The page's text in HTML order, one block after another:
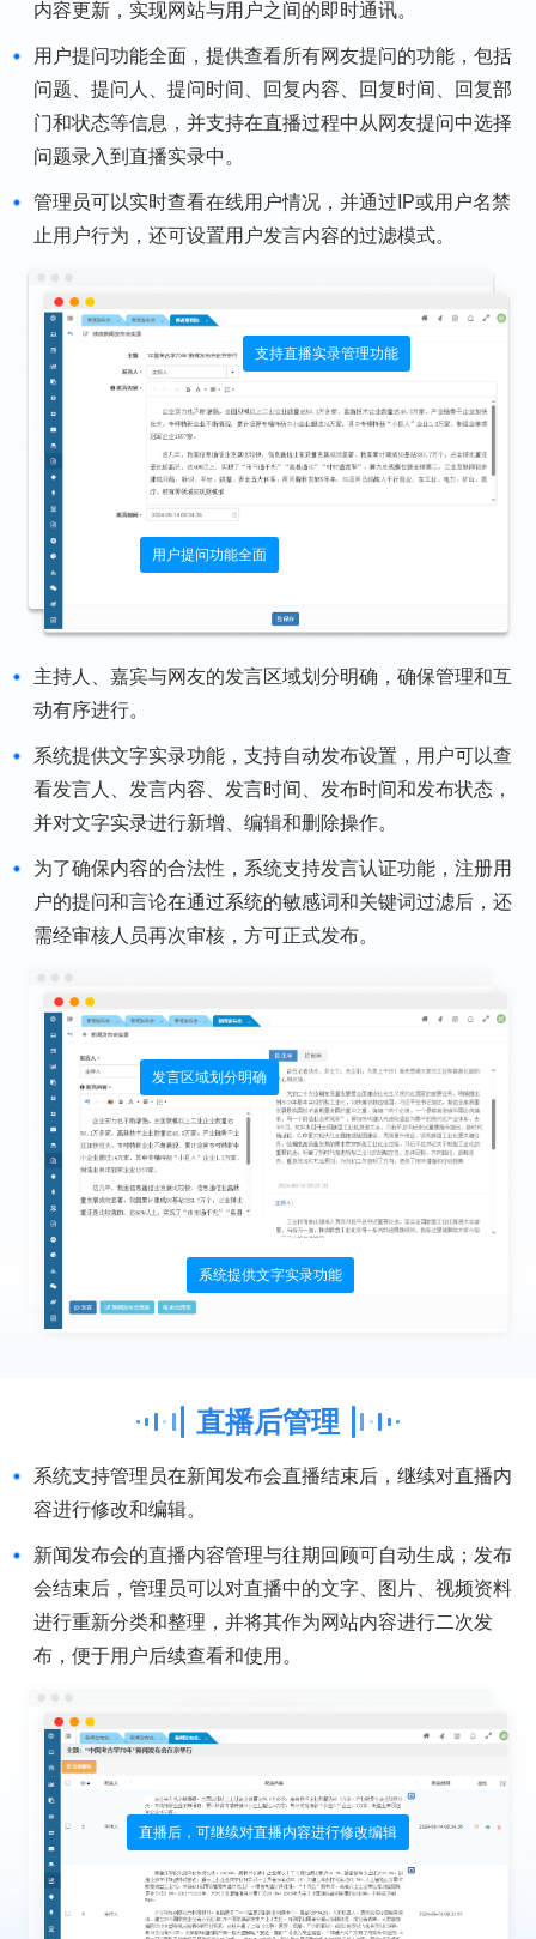
内容更新，实现网站与用户之间的即时通讯。
用户提问功能全面，提供查看所有网友提问的功能，包括
问题、提问人、提问时间、回复内容、回复时间、回复部
门和状态等信息，并支持在直播过程中从网友提问中选择
问题录入到直播实录中。
管理员可以实时查看在线用户情况，并通过IP或用户名禁
止用户行为，还可设置用户发言内容的过滤模式。
支持直播实录管理功能
用户提问功能全面
主持人、嘉宾与网友的发言区域划分明确，确保管理和互
动有序进行。
系统提供文字实录功能，支持自动发布设置，用户可以查
看发言人、发言内容、发言时间、发布时间和发布状态，
并对文字实录进行新增、编辑和删除操作。
为了确保内容的合法性，系统支持发言认证功能，注册用
户的提问和言论在通过系统的敏感词和关键词过滤后，还
需经审核人员再次审核，方可正式发布。
发言区域划分明确
系统提供文字实录功能
直播后管理
系统支持管理员在新闻发布会直播结束后，继续对直播内
容进行修改和编辑。
新闻发布会的直播内容管理与往期回顾可自动生成；发布
会结束后，管理员可以对直播中的文字、图片、视频资料
进行重新分类和整理，并将其作为网站内容进行二次发
布，便于用户后续查看和使用。
直播后，可继续对直播内容进行修改编辑